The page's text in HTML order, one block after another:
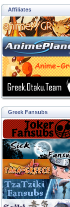
Affiliates
Greek Fansubs